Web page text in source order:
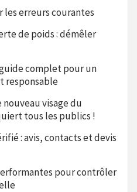
erreurs courantes
de poids : démêler
complet pour un
responsable
visage du
tous les publics !
: avis, contacts et devis
pour contrôler